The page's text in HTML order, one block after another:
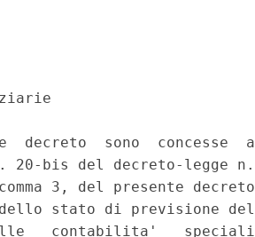
decreto  sono  concesse  a
bis del decreto-legge n.
3, del presente decreto
stato di previsione del
alle   contabilita'   speciali